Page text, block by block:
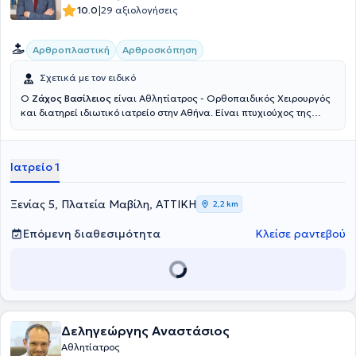
έχει δώσει διαλέξεις σε ελληνικά και διεθνή αθλητιατρικά
συνέδρια.
10.0|29 αξιολογήσεις
Αρθροπλαστική Αρθροσκόπηση
Σχετικά με τον ειδικό
Ο Ζάχος Βασίλειος είναι Αθλητίατρος - Ορθοπαιδικός Χειρουργός
και διατηρεί ιδιωτικό ιατρείο στην Αθήνα. Είναι πτυχιούχος της
Αθηνών και κάτοχος Διδακτορικού από την Ιατρική Σχολή του
πλούσια επαγγελματική καριέρα του έχει εργαστεί ως
ορθοπαιδικός χειρουργός σε Κλινικές της Αθήνας , ως Επικεφαλής
Αθλητίατρος στο Ποδοσφαιρικό Τμήμα της ΠΑΕ Πανιωνίου. Αξίζει να
αναφερθεί πως σήμερα, εκτός από την δραστηριοποίησή του ως
ιδιώτης ιατρός, διατελεί Διευθυντής Ορθοπαιδικός Χειρουργός,
Ανακατασκευής Αρθρώσεων Ελάχιστης Επεμβατικότητας και
του αντιμετωπίζει πληθώρα περιστατικών με γνώμονα την
επιστήμης του.
Ιατρείο 1
Ξενίας 5, Πλατεία Μαβίλη, ΑΤΤΙΚΗ 2,2 km
Επόμενη διαθεσιμότητα Κλείσε ραντεβού
Δεληγεώργης Αναστάσιος
Αθλητίατρος